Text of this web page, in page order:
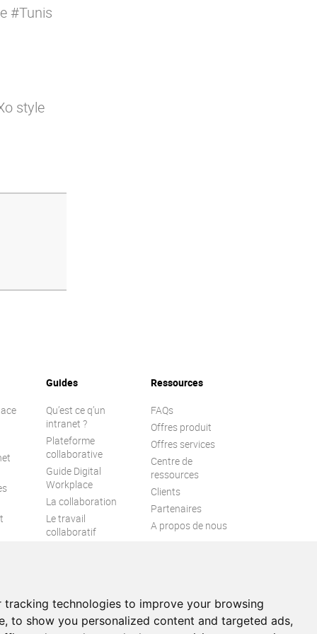
tracking technologies to improve your browsing
to show you personalized content and targeted ads,
#Tunis
style
Guides
Qu’est ce q’un
intranet ?
Plateforme
collaborative
Guide Digital
Workplace
La collaboration
Le travail
collaboratif
Ressources
FAQs
Offres produit
Offres services
Centre de
ressources
Clients
Partenaires
A propos de nous